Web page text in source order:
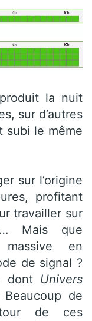
la nuit
sur d’autres
subi le même
sur l’origine
profitant
travailler sur
Mais que
en
de signal ?
dont Univers
de
de ces